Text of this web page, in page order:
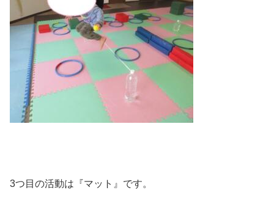
3つ目の活動は『マット』です。